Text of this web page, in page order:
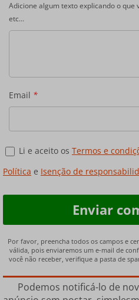
Adicione algum texto explicando o que
etc...
Email *
Li e aceito os Termos e
Política e Isenção de
Por favor, preencha todos os campos e
válida, pois enviaremos um e-mail de
você não receber, verifique a pasta de
Podemos notificá-lo de